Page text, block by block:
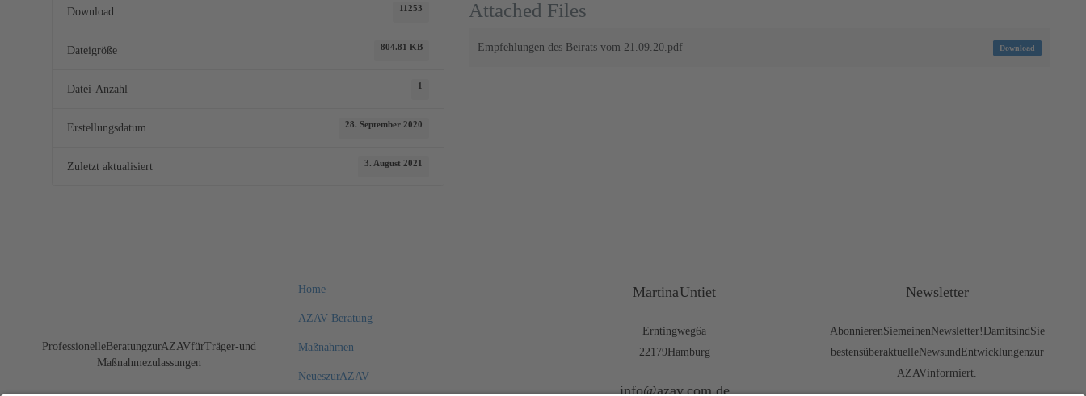
Download 11253
Dateigröße 804.81 KB
Datei-Anzahl 1
Erstellungsdatum 28. September 2020
Zuletzt aktualisiert 3. August 2021
Attached Files
Empfehlungen des Beirats vom 21.09.20.pdf Download
Professionelle Beratung zur AZAV für Träger- und
Maßnahmezulassungen
Home
AZAV-Beratung
Maßnahmen
Neues zur AZAV
Martina Untiet
Erntingweg 6a
22179 Hamburg
info@azav.com.de
Newsletter
Abonnieren Sie meinen Newsletter! Damit sind Sie
bestens über aktuelle News und Entwicklungen zur
AZAV informiert.